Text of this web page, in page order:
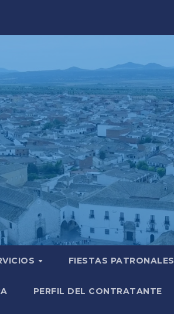
FIESTAS PATRONALES
PERFIL DEL CONTRATANTE